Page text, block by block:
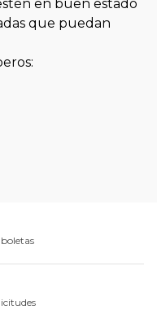
en buen estado
que puedan